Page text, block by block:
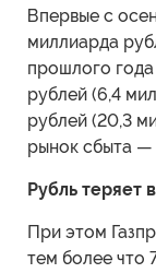
Впервые с
миллиарда
прошлого
рублей (6,4
рублей (20,3
рынок сбыта —
Рубль теряет
При этом
тем более что